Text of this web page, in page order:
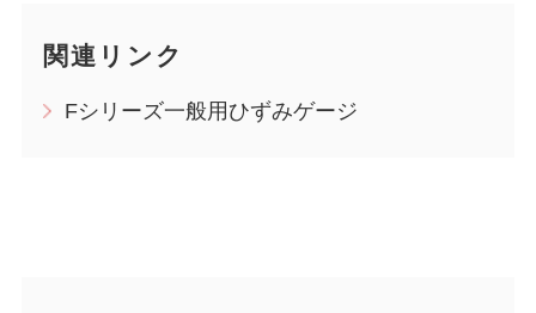
関連リンク
Fシリーズ一般用ひずみゲージ